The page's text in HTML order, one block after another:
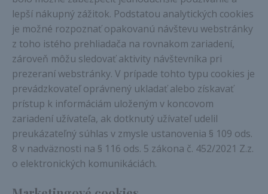
lepší nákupný zážitok. Podstatou analytických cookies
je možné rozpoznať opakovanú návštevu webstránky
z toho istého prehliadača na rovnakom zariadení,
zároveň môžu sledovať aktivity návštevníka pri
prezeraní webstránky. V prípade tohto typu cookies je
prevádzkovateľ oprávnený ukladať alebo získavať
prístup k informáciám uloženým v koncovom
zariadení užívateľa, ak dotknutý užívateľ udelil
preukázateľný súhlas v zmysle ustanovenia § 109 ods.
8 v nadväznosti na § 116 ods. 5 zákona č. 452/2021 Z.z.
o elektronických komunikáciách.